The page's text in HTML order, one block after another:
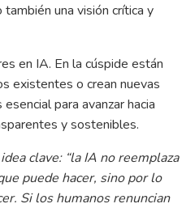
una visión crítica y
en IA. En la cúspide están
existentes o crean nuevas
para avanzar hacia
y sostenibles.
clave: “la IA no reemplaza
puede hacer, sino por lo
Si los humanos renuncian